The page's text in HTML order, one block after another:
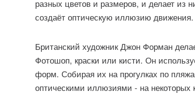
разных цветов и размеров, и делает из
создаёт оптическую иллюзию
Британский художник Джон Форман
Фотошоп, краски или кисти. Он
форм. Собирая их на прогулках по
оптическими иллюзиями - на некоторых